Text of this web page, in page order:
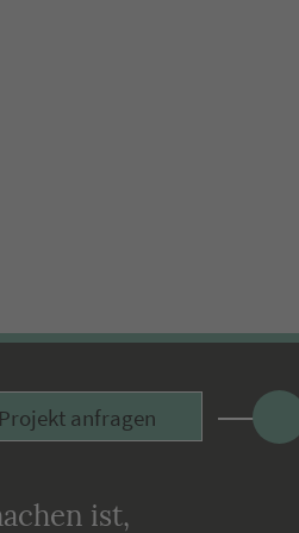
Projekt anfragen
ist,